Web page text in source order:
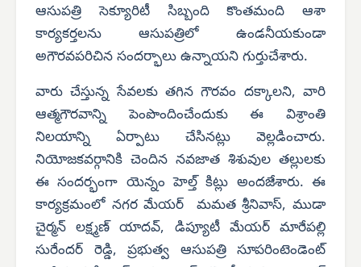
ఆసుపత్రి సెక్యూరిటీ సిబ్బంది కొంతమంది ఆశా
కార్యకర్తలను ఆసుపత్రిలో ఉండనీయకుండా
అగౌరవపరిచిన సందర్భాలు ఉన్నాయని గుర్తుచేశారు.
వారు చేస్తున్న సేవలకు తగిన గౌరవం దక్కాలని, వారి
ఆత్మగౌరవాన్ని పెంపొందించేందుకు ఈ విశ్రాంతి
నిలయాన్ని ఏర్పాటు చేసినట్లు వెల్లడించారు.
నియోజకవర్గానికి చెందిన నవజాత శిశువుల తల్లులకు
ఈ సందర్భంగా యెన్నం హెల్త్ కిట్లు అందజేశారు. ఈ
కార్యక్రమంలో నగర మేయర్ మమత శ్రీనివాస్, ముడా
చైర్మన్ లక్ష్మణ్ యాదవ్, డిప్యూటీ మేయర్ మారేపల్లి
సురేందర్ రెడ్డి, ప్రభుత్వ ఆసుపత్రి సూపరింటెండెంట్